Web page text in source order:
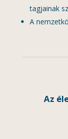
tagjainak
A
Az